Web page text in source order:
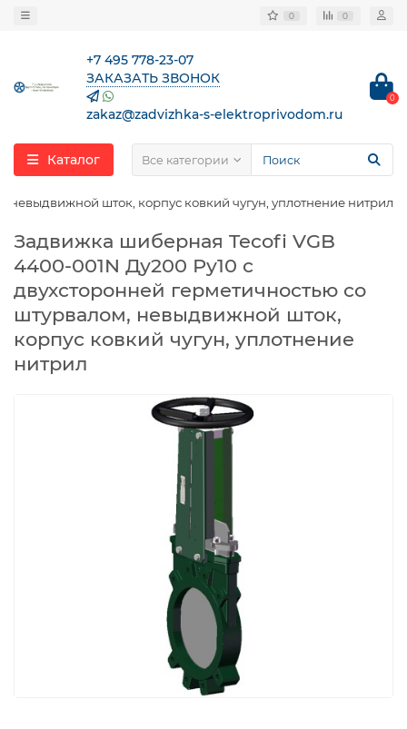
0 0
+7 495 778-23-07
ЗАКАЗАТЬ ЗВОНОК
zakaz@zadvizhka-s-elektroprivodom.ru
0
Каталог Все категории
шток, корпус ковкий чугун, уплотнение нитрил
Задвижка шиберная Tecofi VGB
4400-001N Ду200 Ру10 с
двухсторонней герметичностью со
штурвалом, невыдвижной шток,
корпус ковкий чугун, уплотнение
нитрил